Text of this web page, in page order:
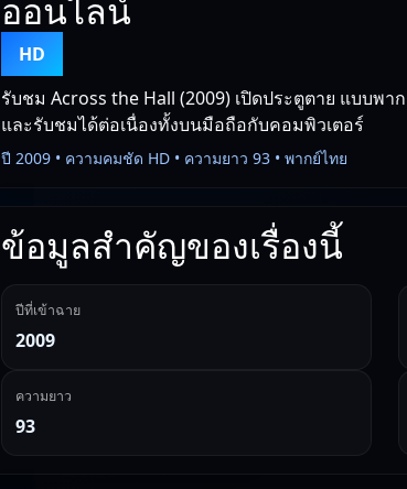
ออนไลน์
HD
รับชม Across the Hall (2009) เปิดประตูตาย แบบพ
และรับชมได้ต่อเนื่องทั้งบนมือถือกับคอมพิวเตอร์
ปี 2009 • ความคมชัด HD • ความยาว 93 • พากย์ไทย
ข้อมูลสำคัญของเรื่องนี้
ปีที่เข้าฉาย
2009
ความยาว
93